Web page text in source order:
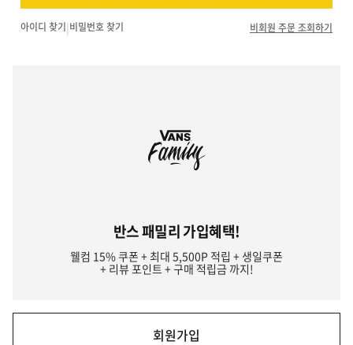
아이디 찾기|비밀번호 찾기 비회원 주문 조회하기
반스 패밀리 가입혜택!
웰컴 15% 쿠폰 + 최대 5,500P 적립 + 생일쿠폰
+ 리뷰 포인트 + 구매 적립금 까지!
회원가입